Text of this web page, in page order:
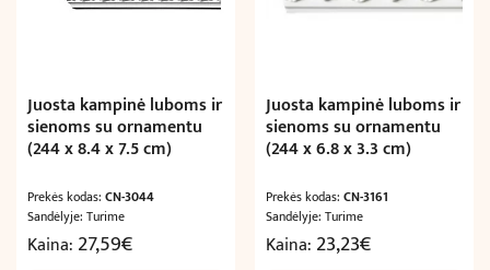
Juosta kampinė luboms ir
sienoms su ornamentu
(244 x 8.4 x 7.5 cm)
Prekės kodas: CN-3044
Sandėlyje: Turime
Kaina: 27,59€
Juosta kampinė luboms ir
sienoms su ornamentu
(244 x 6.8 x 3.3 cm)
Prekės kodas:CN-3161
Sandėlyje: Turime
Kaina: 23,23€